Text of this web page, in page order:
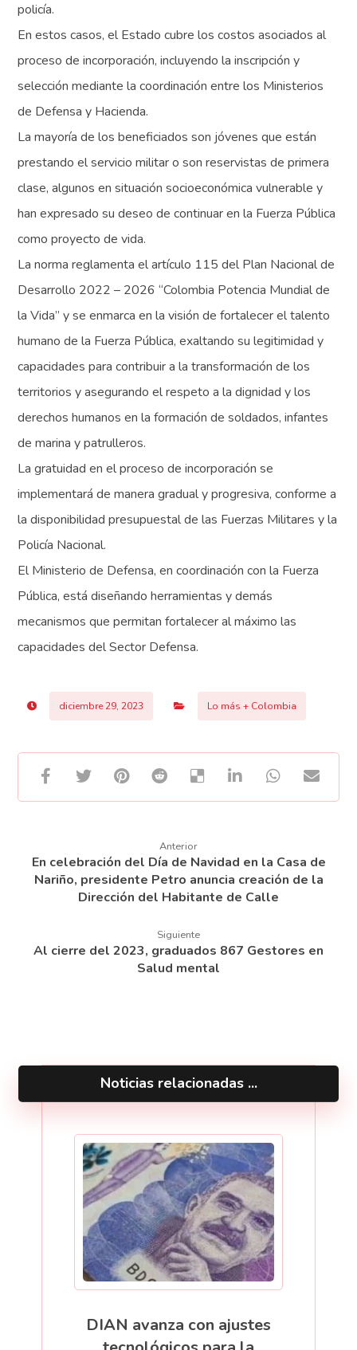
policía.
En estos casos, el Estado cubre los costos asociados al
proceso de incorporación, incluyendo la inscripción y
selección mediante la coordinación entre los Ministerios
de Defensa y Hacienda.
La mayoría de los beneficiados son jóvenes que están
prestando el servicio militar o son reservistas de primera
clase, algunos en situación socioeconómica vulnerable y
han expresado su deseo de continuar en la Fuerza Pública
como proyecto de vida.
La norma reglamenta el artículo 115 del Plan Nacional de
Desarrollo 2022 – 2026 “Colombia Potencia Mundial de
la Vida” y se enmarca en la visión de fortalecer el talento
humano de la Fuerza Pública, exaltando su legitimidad y
capacidades para contribuir a la transformación de los
territorios y asegurando el respeto a la dignidad y los
derechos humanos en la formación de soldados, infantes
de marina y patrulleros.
La gratuidad en el proceso de incorporación se
implementará de manera gradual y progresiva, conforme a
la disponibilidad presupuestal de las Fuerzas Militares y la
Policía Nacional.
El Ministerio de Defensa, en coordinación con la Fuerza
Pública, está diseñando herramientas y demás
mecanismos que permitan fortalecer al máximo las
capacidades del Sector Defensa.
diciembre 29, 2023 Lo más + Colombia
Anterior
En celebración del Día de Navidad en la Casa de
Nariño, presidente Petro anuncia creación de la
Dirección del Habitante de Calle
Siguiente
Al cierre del 2023, graduados 867 Gestores en
Salud mental
Noticias relacionadas ...
DIAN avanza con ajustes